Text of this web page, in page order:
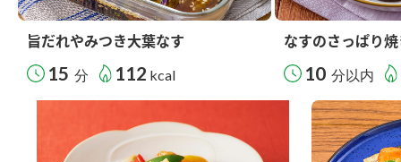
旨だれやみつき大葉なす
15 分 112 kcal
なすのさっぱり
10 分以内